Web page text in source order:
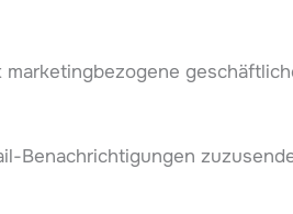
marketingbezogene
Benachrichtigungen